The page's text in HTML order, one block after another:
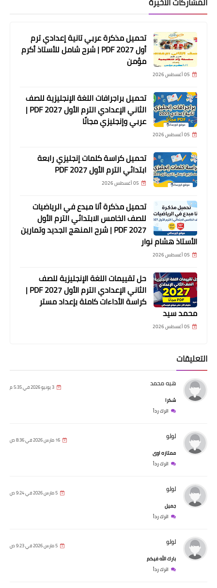
تحميل مذكرة عربي تانية إعدادي ترم
أول 2027 PDF | شرح شامل للأستاذ أكرم
مؤمن
05 أغسطس 2026
تحميل براجرافات اللغة الإنجليزية للصف
الثاني الإعدادي الترم الأول 2027 PDF |
عربي وإنجليزي مجانًا
05 أغسطس 2026
تحميل كراسة كلمات إنجليزي رابعة
ابتدائي الترم الأول 2027 PDF
05 أغسطس 2026
تحميل مذكرة أنا مبدع في الرياضيات
للصف الخامس الابتدائي الترم الأول
2027 PDF | شرح المنهج الجديد وتمارين
الأستاذ هشام نوار
05 أغسطس 2026
حل تقييمات اللغة الإنجليزية للصف
الثاني الإعدادي الترم الأول 2027 PDF |
كراسة الأداءات كاملة بإعداد مستر
محمد سيد
05 أغسطس 2026
التعليقات
هبه محمد 3 يونيو 2026 في 5:35 م
شكرا
اترك رداً
لولو 16 مارس 2026 في 8:36 ص
ممتازه اوى
اترك رداً
لولو 5 مارس 2026 في 9:24 ص
جميل
اترك رداً
لولو 5 مارس 2026 في 9:23 ص
بارك الله فيكم
اترك رداً